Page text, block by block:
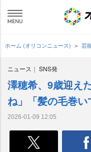
ホーム (オリコンニュース) 芸
ニュース SNS発
澤穂希、9歳迎え
ね」「髪の毛巻い
2026-01-09 12:05